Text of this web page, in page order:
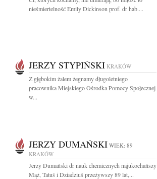
nieśmiertelność Emily Dickinson prof. dr hab....
JERZY STYPIŃSKI KRAKÓW
Z głębokim żalem żegnamy długoletniego
pracownika Miejskiego Ośrodka Pomocy Społecznej
w...
JERZY DUMAŃSKI WIEK: 89
KRAKÓW
Jerzy Dumański dr nauk chemicznych najukochańszy
Mąż, Tatuś i Dziadziuś przeżywszy 89 lat,...